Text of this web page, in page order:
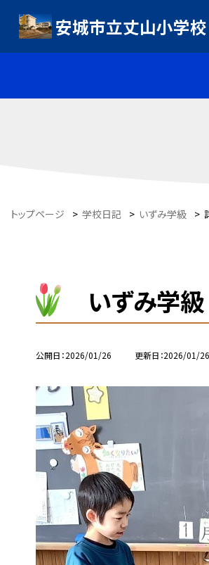
安城市立丈山小学校
トップページ > 学校日記 > いずみ学級 >
いずみ学
公開日 2026/01/26 更新日 2026/01/26